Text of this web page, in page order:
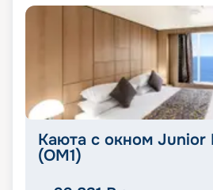
Каюта с окном Junior
(OM1)